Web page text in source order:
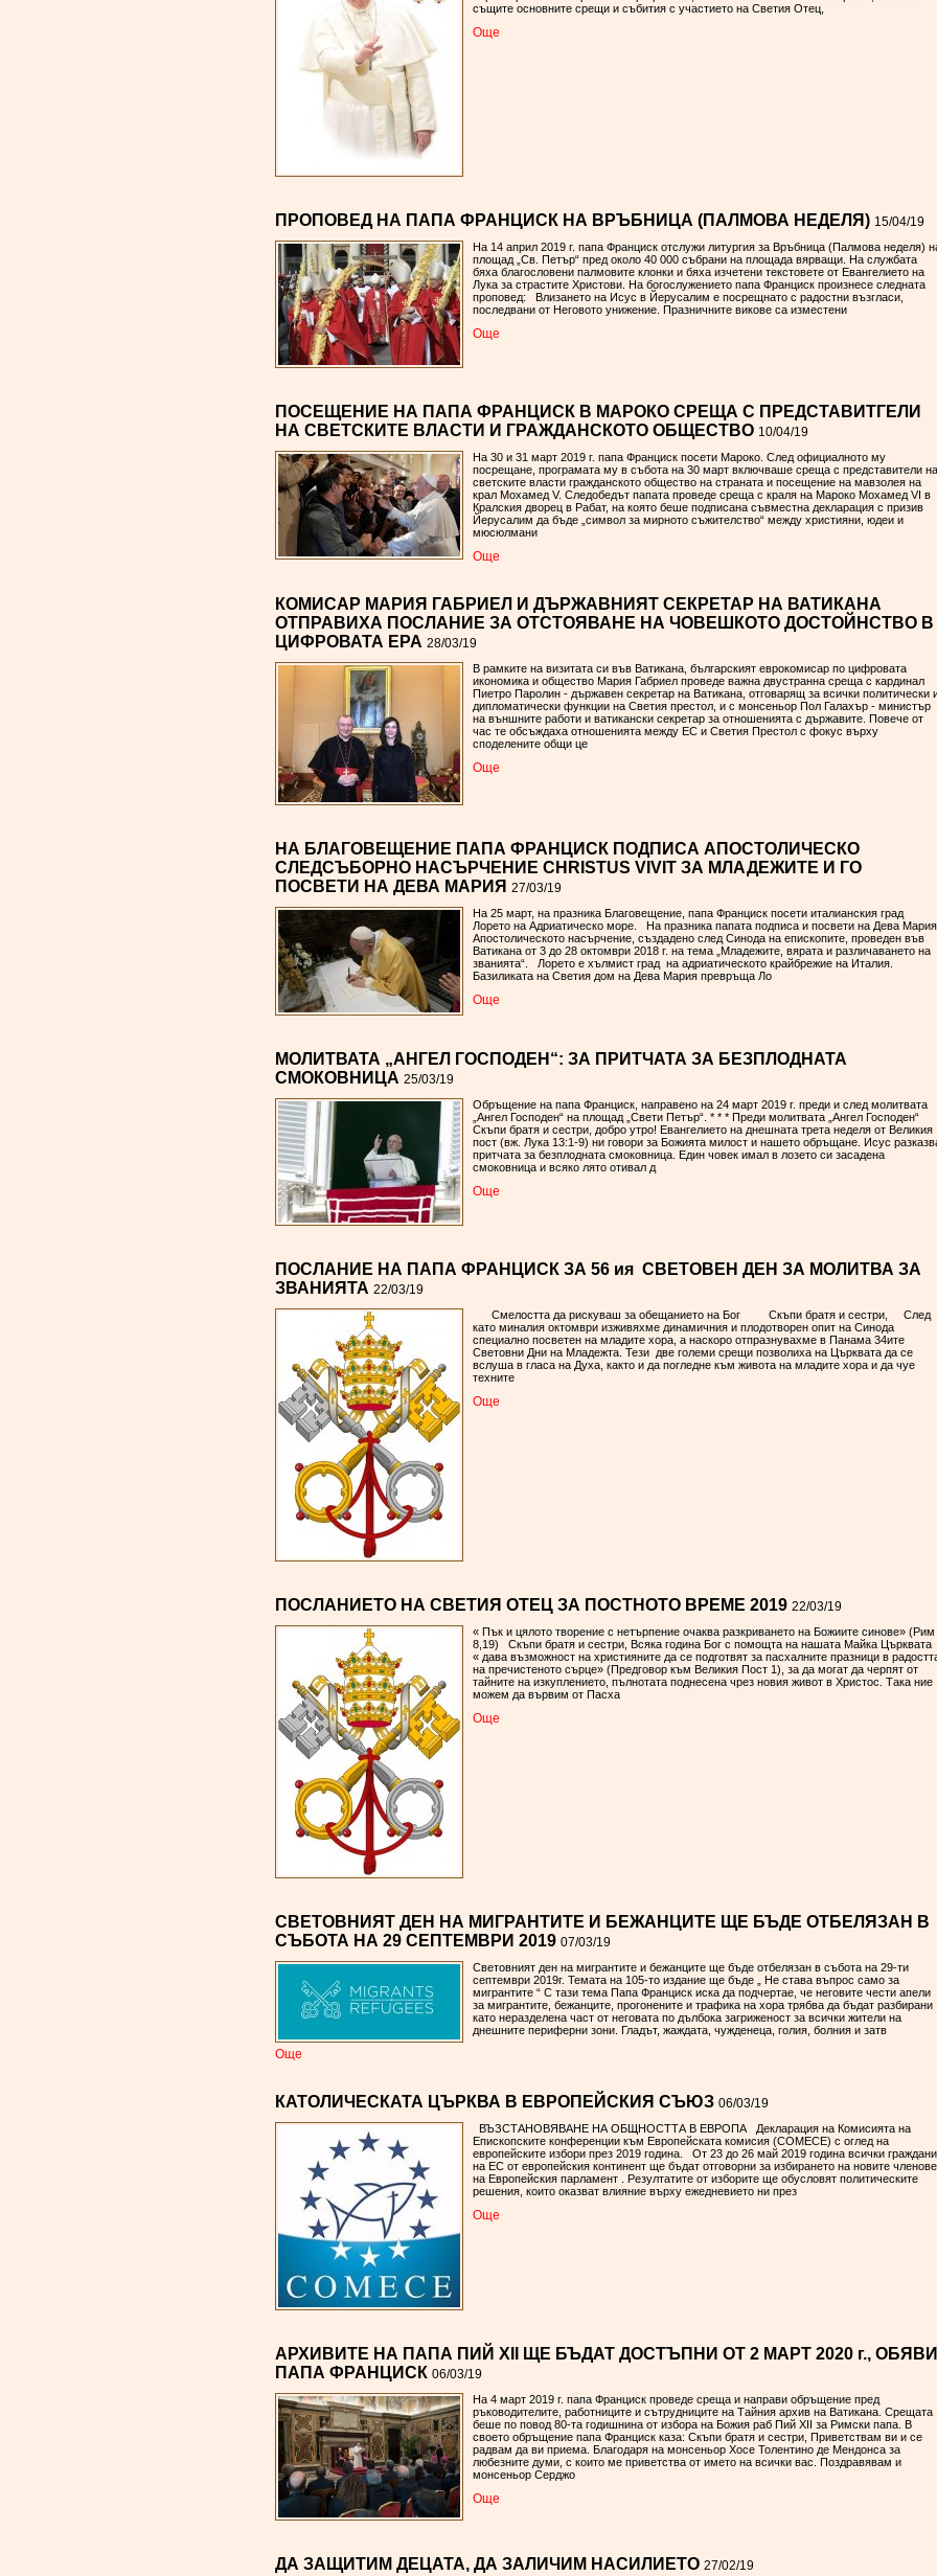
същите основните срещи и събития с участието на Светия Отец,
Oще
ПРОПОВЕД НА ПАПА ФРАНЦИСК НА ВРЪБНИЦА (ПАЛМОВА НЕДЕЛЯ) 15/04/19
На 14 април 2019 г. папа Франциск отслужи литургия за Връбница (Палмова неделя)
площад „Св. Петър“ пред около 40 000 събрани на площада вярващи. На службата
бяха благословени палмовите клонки и бяха изчетени текстовете от Евангелието на
Лука за страстите Христови. На богослужението папа Франциск произнесе следната
проповед: Влизането на Исус в Йерусалим е посрещнато с радостни възгласи,
последвани от Неговото унижение. Празничните викове са изместени
Oще
ПОСЕЩЕНИЕ НА ПАПА ФРАНЦИСК В МАРОКО СРЕЩА С ПРЕДСТАВИТГЕЛИ
НА СВЕТСКИТЕ ВЛАСТИ И ГРАЖДАНСКОТО ОБЩЕСТВО 10/04/19
На 30 и 31 март 2019 г. папа Франциск посети Мароко. След официалното му
посрещане, програмата му в събота на 30 март включваше среща с представители на
светските власти гражданското общество на страната и посещение на мавзолея на
крал Мохамед V. Следобедът папата проведе среща с краля на Мароко Мохамед VІ в
Кралския дворец в Рабат, на която беше подписана съвместна декларация с призив
Йерусалим да бъде „символ за мирното съжителство“ между християни, юдеи и
мюсюлмани
Oще
КОМИСАР МАРИЯ ГАБРИЕЛ И ДЪРЖАВНИЯТ СЕКРЕТАР НА ВАТИКАНА
ОТПРАВИХА ПОСЛАНИЕ ЗА ОТСТОЯВАНЕ НА ЧОВЕШКОТО ДОСТОЙНСТВО В
ЦИФРОВАТА ЕРА 28/03/19
В рамките на визитата си във Ватикана, българският еврокомисар по цифровата
икономика и общество Мария Габриел проведе важна двустранна среща с кардинал
Пиетро Паролин - държавен секретар на Ватикана, отговарящ за всички политически
дипломатически функции на Светия престол, и с монсеньор Пол Галахър - министър
на външните работи и ватикански секретар за отношенията с държавите. Повече от
час те обсъждаха отношенията между ЕС и Светия Престол с фокус върху
споделените общи це
Oще
НА БЛАГОВЕЩЕНИЕ ПАПА ФРАНЦИСК ПОДПИСА АПОСТОЛИЧЕСКО
СЛЕДСЪБОРНО НАСЪРЧЕНИЕ CHRISTUS VIVIT ЗА МЛАДЕЖИТЕ И ГО
ПОСВЕТИ НА ДЕВА МАРИЯ 27/03/19
На 25 март, на празника Благовещение, папа Франциск посети италианския град
Лорето на Адриатическо море. На празника папата подписа и посвети на Дева Мария
Апостолическото насърчение, създадено след Синода на епископите, проведен във
Ватикана от 3 до 28 октомври 2018 г. на тема „Младежите, вярата и различаването на
званията“. Лорето е хълмист град на адриатическото крайбрежие на Италия.
Базиликата на Светия дом на Дева Мария превръща Ло
Oще
МОЛИТВАТА „АНГЕЛ ГОСПОДЕН“: ЗА ПРИТЧАТА ЗА БЕЗПЛОДНАТА
СМОКОВНИЦА 25/03/19
Обръщение на папа Франциск, направено на 24 март 2019 г. преди и след молитвата
„Ангел Господен“ на площад „Свети Петър“. * * * Преди молитвата „Ангел Господен“
Скъпи братя и сестри, добро утро! Евангелието на днешната трета неделя от Великия
пост (вж. Лука 13:1-9) ни говори за Божията милост и нашето обръщане. Исус
притчата за безплодната смоковница. Един човек имал в лозето си засадена
смоковница и всяко лято отивал д
Oще
ПОСЛАНИЕ НА ПАПА ФРАНЦИСК ЗА 56 ия СВЕТОВЕН ДЕН ЗА МОЛИТВА ЗА
ЗВАНИЯТА 22/03/19
Смелостта да рискуваш за обещанието на Бог Скъпи братя и сестри, След
като миналия октомври изживяхме динамичния и плодотворен опит на Синода
специално посветен на младите хора, а наскоро отпразнувахме в Панама 34ите
Световни Дни на Младежта. Тези две големи срещи позволиха на Църквата да се
вслуша в гласа на Духа, както и да погледне към живота на младите хора и да чуе
техните
Oще
ПОСЛАНИЕТО НА СВЕТИЯ ОТЕЦ ЗА ПОСТНОТО ВРЕМЕ 2019 22/03/19
« Пък и цялото творение с нетърпение очаква разкриването на Божиите синове» (Рим
8,19) Скъпи братя и сестри, Всяка година Бог с помощта на нашата Майка Църквата
« дава възможност на християните да се подготвят за пасхалните празници в
на пречистеното сърце» (Предговор към Великия Пост 1), за да могат да черпят от
тайните на изкуплението, пълнотата поднесена чрез новия живот в Христос. Така ние
можем да вървим от Пасха
Oще
СВЕТОВНИЯТ ДЕН НА МИГРАНТИТЕ И БЕЖАНЦИТЕ ЩЕ БЪДЕ ОТБЕЛЯЗАН В
СЪБОТА НА 29 СЕПТЕМВРИ 2019 07/03/19
Световният ден на мигрантите и бежанците ще бъде отбелязан в събота на 29-ти
септември 2019г. Темата на 105-то издание ще бъде „ Не става въпрос само за
мигрантите “ С тази тема Папа Франциск иска да подчертае, че неговите чести апели
за мигрантите, бежанците, прогонените и трафика на хора трябва да бъдат разбирани
като неразделена част от неговата по дълбока загриженост за всички жители на
днешните периферни зони. Гладът, жаждата, чужденеца, голия, болния и затв
Oще
КАТОЛИЧЕСКАТА ЦЪРКВА В ЕВРОПЕЙСКИЯ СЪЮЗ 06/03/19
ВЪЗСТАНОВЯВАНЕ НА ОБЩНОСТТА В ЕВРОПА Декларация на Комисията на
Епископските конференции към Европейската комисия (COMECE) с оглед на
европейските избори през 2019 година. От 23 до 26 май 2019 година всички граждани
на ЕС от европейския континент ще бъдат отговорни за избирането на новите членове
на Европейския парламент . Резултатите от изборите ще обусловят политическите
решения, които оказват влияние върху ежедневието ни през
Oще
АРХИВИТЕ НА ПАПА ПИЙ ХІІ ЩЕ БЪДАТ ДОСТЪПНИ ОТ 2 МАРТ 2020 г., ОБЯВИ
ПАПА ФРАНЦИСК 06/03/19
На 4 март 2019 г. папа Франциск проведе среща и направи обръщение пред
ръководителите, работниците и сътрудниците на Тайния архив на Ватикана. Срещата
беше по повод 80-та годишнина от избора на Божия раб Пий ХІІ за Римски папа. В
своето обръщение папа Франциск каза: Скъпи братя и сестри, Приветствам ви и се
радвам да ви приема. Благодаря на монсеньор Хосе Толентино де Мендонса за
любезните думи, с които ме приветства от името на всички вас. Поздравявам и
монсеньор Серджо
Oще
ДА ЗАЩИТИМ ДЕЦАТА, ДА ЗАЛИЧИМ НАСИЛИЕТО 27/02/19